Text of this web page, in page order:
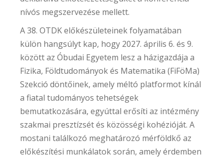
nívós megszervezése mellett.
A 38. OTDK előkészületeinek folyamatában
külön hangsúlyt kap, hogy 2027. április 6. és 9.
között az Óbudai Egyetem lesz a házigazdája a
Fizika, Földtudományok és Matematika (FiFöMa)
Szekció döntőinek, amely méltó platformot kínál
a fiatal tudományos tehetségek
bemutatkozására, egyúttal erősíti az intézmény
szakmai presztízsét és közösségi kohézióját. A
mostani találkozó meghatározó mérföldkő az
előkészítési munkálatok során, amely érdemben